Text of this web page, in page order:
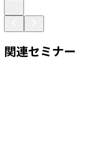
関連セミナー